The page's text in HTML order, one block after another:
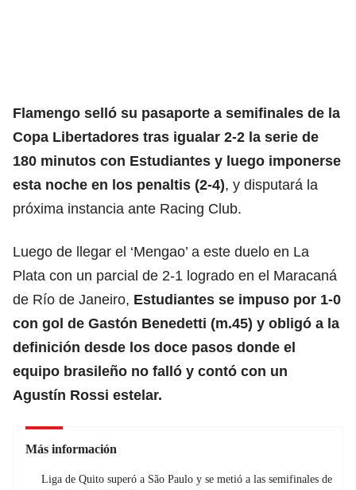
Flamengo selló su pasaporte a semifinales de la
Copa Libertadores tras igualar 2-2 la serie de
180 minutos con Estudiantes y luego imponerse
esta noche en los penaltis (2-4), y disputará la
próxima instancia ante Racing Club.
Luego de llegar el ‘Mengao’ a este duelo en La
Plata con un parcial de 2-1 logrado en el Maracaná
de Río de Janeiro, Estudiantes se impuso por 1-0
con gol de Gastón Benedetti (m.45) y obligó a la
definición desde los doce pasos donde el
equipo brasileño no falló y contó con un
Agustín Rossi estelar.
Más información
Liga de Quito superó a São Paulo y se metió a las semifinales de